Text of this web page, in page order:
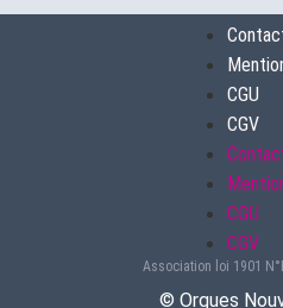
©️ Orgues
Association loi 1901
CGU
CGV
CGU
CGV